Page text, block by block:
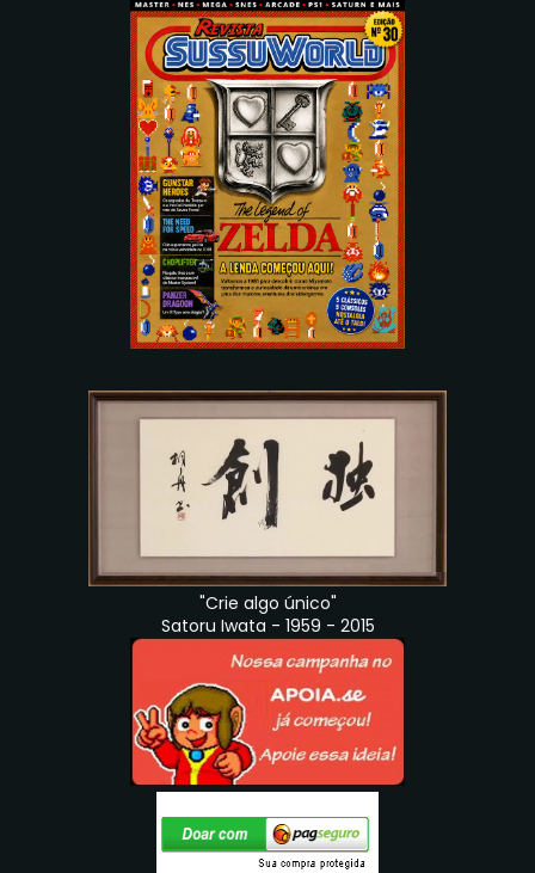
"Crie algo único"
Satoru Iwata - 1959 - 2015